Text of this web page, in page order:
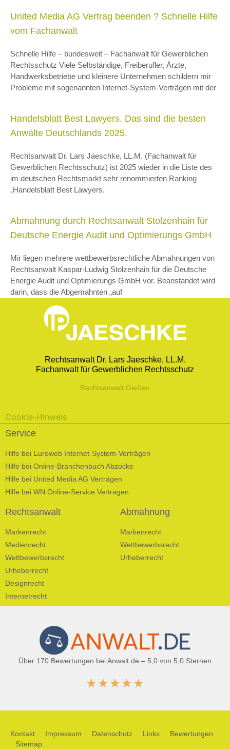
United Media AG Vertrag beenden ? Schnelle Hilfe
vom Fachanwalt
Schnelle Hilfe – bundesweit – Fachanwalt für Gewerblichen
Rechtsschutz Viele Selbständige, Freiberufler, Ärzte,
Handwerksbetriebe und kleinere Unternehmen schildern mir
Probleme mit sogenannten Internet-System-Verträgen mit der
Handelsblatt Best Lawyers. Das sind die besten
Anwälte Deutschlands 2025.
Rechtsanwalt Dr. Lars Jaeschke, LL.M. (Fachanwalt für
Gewerblichen Rechtsschutz) ist 2025 wieder in die Liste des
im deutschen Rechtsmarkt sehr renommierten Ranking
„Handelsblatt Best Lawyers.
Abmahnung durch Rechtsanwalt Stolzenhain für
Deutsche Energie Audit und Optimierungs GmbH
Mir liegen mehrere wettbewerbsrechtliche Abmahnungen von
Rechtsanwalt Kaspar-Ludwig Stolzenhain für die Deutsche
Energie Audit und Optimierungs GmbH vor. Beanstandet wird
darin, dass die Abgemahnten „auf
Rechtsanwalt Dr. Lars Jaeschke, LL.M.
Fachanwalt für Gewerblichen Rechtsschutz
Rechtsanwalt Gießen
Cookie-Hinweis
Service
Hilfe bei Euroweb Internet-System-Verträgen
Hilfe bei Online-Branchenbuch Abzocke
Hilfe bei United Media AG Verträgen
Hilfe bei WN Online-Service Verträgen
Rechtsanwalt
Markenrecht
Medienrecht
Wettbewerbsrecht
Urheberrecht
Designrecht
Internetrecht
Abmahnung
Markenrecht
Wettbewerbsrecht
Urheberrecht
Über 170 Bewertungen bei Anwalt.de – 5,0 von 5,0 Sternen
★★★★★
Kontakt Impressum Datenschutz Links
Bewertungen
Sitemap